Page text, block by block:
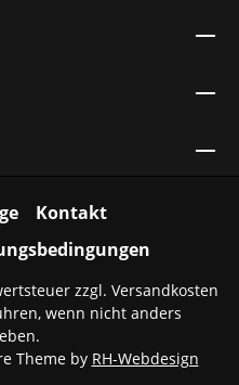
Kontakt
zzgl. Versandkosten
wenn nicht anders
Theme by RH-Webdesign